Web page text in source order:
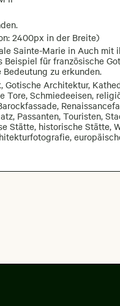
2400px in der Breite)
Sainte-Marie in Auch mit
für französische
zu erkunden.
Architektur,
Schmiedeeisen,
Passanten, Touristen,
Stätte, historische Stätte,